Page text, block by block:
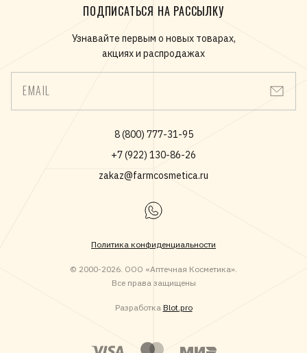
ПОДПИСАТЬСЯ НА РАССЫЛКУ
Узнавайте первым о новых товарах,
акциях и распродажах
EMAIL
8 (800) 777-31-95
+7 (922) 130-86-26
zakaz@farmcosmetica.ru
Политика конфиденциальности
© 2000-2026. ООО «Аптечная Косметика».
Все права защищены
Разработка Blot.pro